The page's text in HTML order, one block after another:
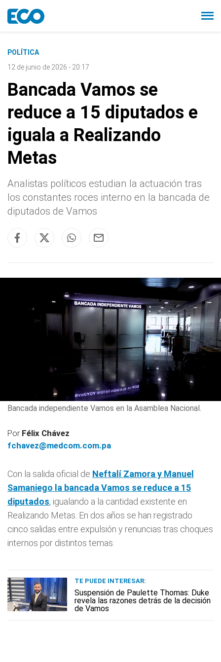
POLÍTICA
12 de junio de 2026 - 20:17
Bancada Vamos se
reduce a 15 diputados e
iguala a Realizando
Metas
Analistas políticos estudian la actuación tras
los constantes roces interno en la bancada de
diputados de Vamos
Bancada independiente Vamos en la Asamblea Nacional.
Por Félix Chávez
fchavez@medcom.com.pa
Con la salida oficial de Neftalí Zamora y Manuel
Samaniego la bancadaVamos se reduce a 15
diputados, igualando a la cantidad existente en
Realizando Metas. En dos años se han registrado
cinco salidas entre expulsión y renuncias tras choques
internos por distintos temas.
TE PUEDE INTERESAR:
Suspensión de Paulette Thomas: Duke
revela las razones detrás de la decisión
de Vamos